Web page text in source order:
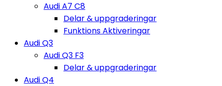
Audi A7 C8
Delar & uppgraderingar
Funktions Aktiveringar
Audi Q3
Audi Q3 F3
Delar & uppgraderingar
Audi Q4